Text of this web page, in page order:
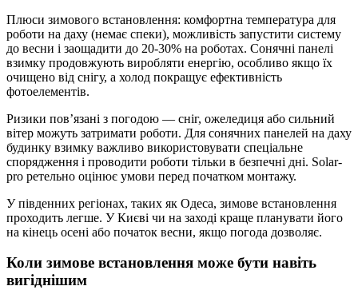
Плюси зимового встановлення: комфортна температура для
роботи на даху (немає спеки), можливість запустити систему
до весни і заощадити до 20-30% на роботах. Сонячні панелі
взимку продовжують виробляти енергію, особливо якщо їх
очищено від снігу, а холод покращує ефективність
фотоелементів.
Ризики пов’язані з погодою — сніг, ожеледиця або сильний
вітер можуть затримати роботи. Для сонячних панелей на даху
будинку взимку важливо використовувати спеціальне
спорядження і проводити роботи тільки в безпечні дні. Solar-
pro ретельно оцінює умови перед початком монтажу.
У південних регіонах, таких як Одеса, зимове встановлення
проходить легше. У Києві чи на заході краще планувати його
на кінець осені або початок весни, якщо погода дозволяє.
Коли зимове встановлення може бути навіть
вигіднішим